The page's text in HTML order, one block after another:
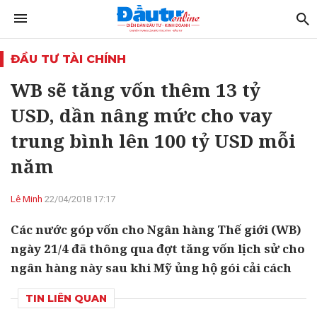
ĐẦU TƯ TÀI CHÍNH
WB sẽ tăng vốn thêm 13 tỷ
USD, dần nâng mức cho vay
trung bình lên 100 tỷ USD mỗi
năm
Lê Minh 22/04/2018 17:17
Các nước góp vốn cho Ngân hàng Thế giới (WB)
ngày 21/4 đã thông qua đợt tăng vốn lịch sử cho
ngân hàng này sau khi Mỹ ủng hộ gói cải cách
TIN LIÊN QUAN